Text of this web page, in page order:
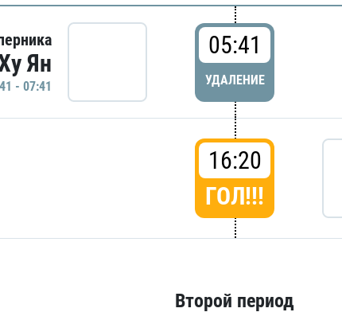
Ян
- 07:41
05:41
УДАЛЕНИЕ
16:20
ГОЛ!!!
Второй период